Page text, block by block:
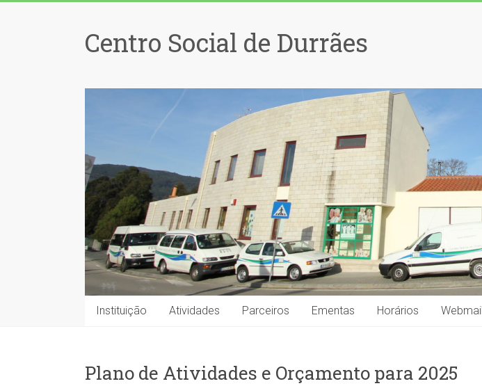
Centro Social de Durrães
Instituição Atividades Parceiros Ementas Horários Webmail
Plano de Atividades e Orçamento para 2025